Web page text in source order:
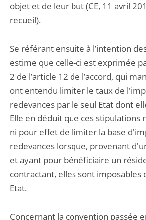
objet et de leur but (CE, 11 avril
recueil).
Se référant ensuite à l’intention
estime que celle-ci est exprimée
2 de l’article 12 de l’accord, qui
ont entendu limiter le taux de
redevances par le seul Etat dont
Elle en déduit que ces stipulations
ni pour effet de limiter la base
redevances lorsque, provenant
et ayant pour bénéficiaire un
contractant, elles sont imposables
Etat.
Concernant la convention passée